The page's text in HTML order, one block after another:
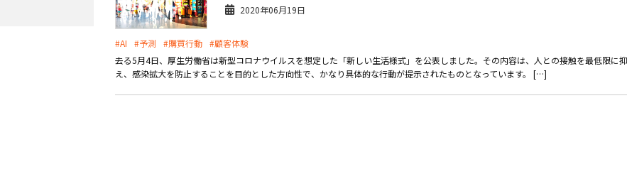
費用
2020年06月19日
#AI #予測 #購買行動 #顧客体験
去る5月4日、厚生労働省は新型コロナウイルスを想定した「新しい生活様式」を公表しました。その内容は、人との接触を最低限に抑
え、感染拡大を防止することを目的とした方向性で、かなり具体的な行動が提示されたものとなっています。 […]